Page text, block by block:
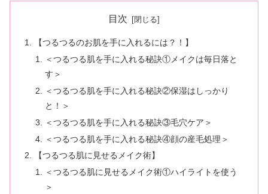
目次
【つるつるのお肌を手に入れるには？！】
＜つるつる肌を手に入れる秘訣①メイクは毎日落と
す＞
＜つるつる肌を手に入れる秘訣②保湿はしっかり
と！＞
＜つるつる肌を手に入れる秘訣③毛穴ケア＞
＜つるつる肌を手に入れる秘訣④顔の産毛処理＞
【つるつる肌に見せるメイク術】
＜つるつる肌に見せるメイク術①ハイライトを使う
＞